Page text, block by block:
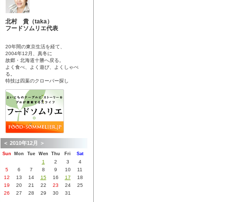
北村 貴（taka）
フードソムリエ代表
20年間の東京生活を経て、
2004年12月、真冬に
故郷・北海道十勝へ戻る。
よく食べ、よく遊び、よくしゃべ
る。
特技は四葉のクローバー探し
＜ 2010年12月 ＞
Sun Mon Tue Wen Thu Fri Sat
1 2 3
4
5
6 7 8 9 10
11
12
13 14 15 16 17
18
19
20 21 22 23 24
25
26
27 28 29 30 31